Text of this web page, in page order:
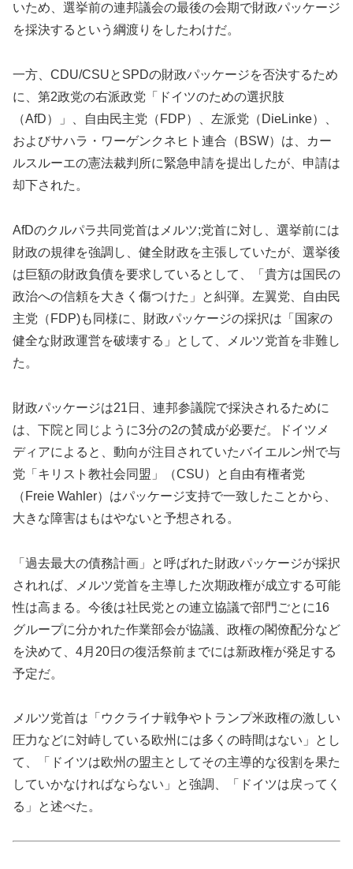
いため、選挙前の連邦議会の最後の会期で財政パッケージ
を採決するという綱渡りをしたわけだ。
一方、CDU/CSUとSPDの財政パッケージを否決するため
に、第2政党の右派政党「ドイツのための選択肢
（AfD）」、自由民主党（FDP）、左派党（DieLinke）、
およびサハラ・ワーゲンクネヒト連合（BSW）は、カー
ルスルーエの憲法裁判所に緊急申請を提出したが、申請は
却下された。
AfDのクルパラ共同党首はメルツ;党首に対し、選挙前には
財政の規律を強調し、健全財政を主張していたが、選挙後
は巨額の財政負債を要求しているとして、「貴方は国民の
政治への信頼を大きく傷つけた」と糾弾。左翼党、自由民
主党（FDP)も同様に、財政パッケージの採択は「国家の
健全な財政運営を破壊する」として、メルツ党首を非難し
た。
財政パッケージは21日、連邦参議院で採決されるために
は、下院と同じように3分の2の賛成が必要だ。ドイツメ
ディアによると、動向が注目されていたバイエルン州で与
党「キリスト教社会同盟」（CSU）と自由有権者党
（Freie Wahler）はパッケージ支持で一致したことから、
大きな障害はもはやないと予想される。
「過去最大の債務計画」と呼ばれた財政パッケージが採択
されれば、メルツ党首を主導した次期政権が成立する可能
性は高まる。今後は社民党との連立協議で部門ごとに16
グループに分かれた作業部会が協議、政権の閣僚配分など
を決めて、4月20日の復活祭前までには新政権が発足する
予定だ。
メルツ党首は「ウクライナ戦争やトランプ米政権の激しい
圧力などに対峙している欧州には多くの時間はない」とし
て、「ドイツは欧州の盟主としてその主導的な役割を果た
していかなければならない」と強調、「ドイツは戻ってく
る」と述べた。